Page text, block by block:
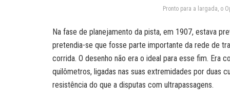
Pronto para a largada, o
Na fase de planejamento da pista, em 1907, estava
pretendia-se que fosse parte importante da rede de
corrida. O desenho não era o ideal para esse fim. Era
quilômetros, ligadas nas suas extremidades por duas
resistência do que a disputas com ultrapassagens.